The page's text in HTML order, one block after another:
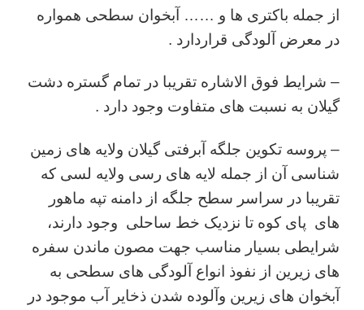
از جمله باکتری ها و …… آبخوان سطحی همواره
در معرض آلودگی قراردارد .
– شرایط فوق الاشاره تقریبا در تمام گستره دشت
گیلان به نسبت های متفاوت وجود دارد .
– پروسه تکوین جلگه آبرفتی گیلان ولایه های زمین
شناسی آن از جمله لایه های رسی ولایه لسی که
تقریبا در سراسر سطح جلگه از دامنه تپه ماهور
های پای کوه تا نزدیک خط ساحلی وجود دارند،
شرایطی بسیار مناسب جهت مصون ماندن سفره
های زیرین از نفوذ انواع آلودگی های سطحی به
آبخوان های زیرین وآلوده شدن ذخایر آب موجود در